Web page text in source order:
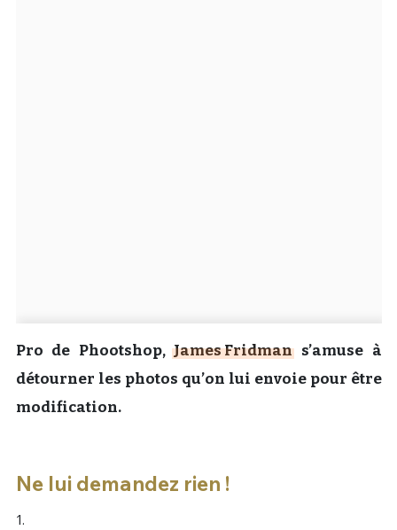
Pro de Phootshop,James Fridmans’amuse à
détourner les photos qu’on lui envoie pour être
modification.
Ne lui demandez rien !
1.